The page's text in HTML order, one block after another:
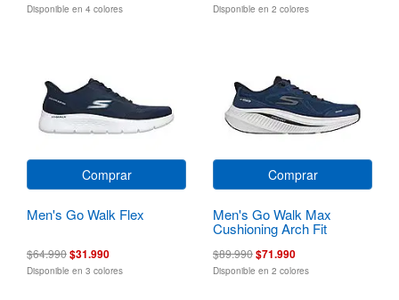
Disponible en 4 colores Disponible en 2 colores
Comprar
Men's Go Walk Flex
$64.990$31.990
Disponible en 3 colores
Comprar
Men's Go Walk Max
Cushioning Arch Fit
$89.990$71.990
Disponible en 2 colores